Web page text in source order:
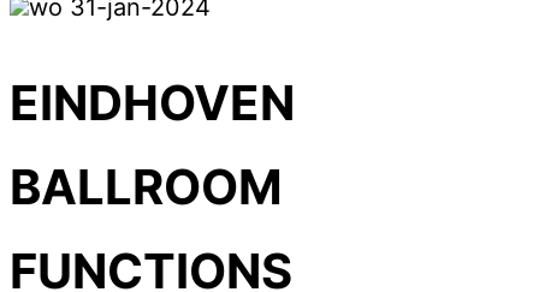
wo 31-jan-2024
EINDHOVEN
BALLROOM
FUNCTIONS